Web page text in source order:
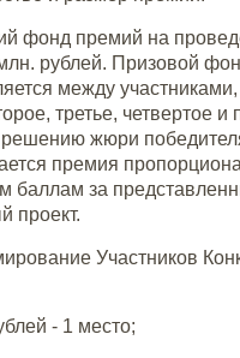
фонд премий на
рублей. Призовой
между
третье, четвертое и
жюри
премия
баллам за
проект.
Участников
- 1 место;